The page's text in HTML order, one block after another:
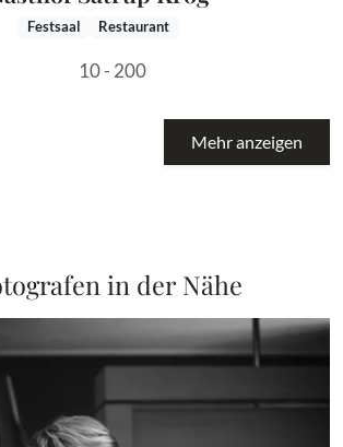
Festsaal Restaurant
10 - 200
Mehr anzeigen
in der Nähe